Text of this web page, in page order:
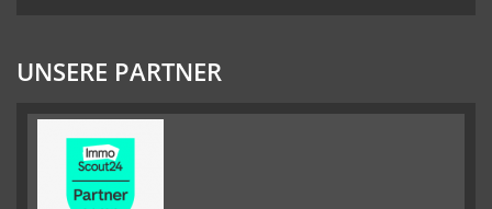
UNSERE PARTNER